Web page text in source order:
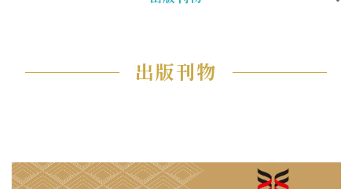
電子書
出版刊物